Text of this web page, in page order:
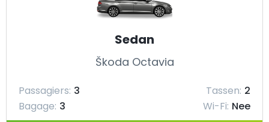
Sedan
Škoda Octavia
Passagiers: 3 Tassen: 2
Bagage: 3 Wi-Fi: Nee